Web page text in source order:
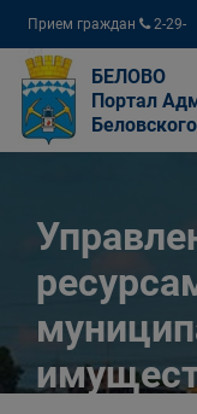
Прием граждан
2-29-
04
БЕЛОВО
Портал